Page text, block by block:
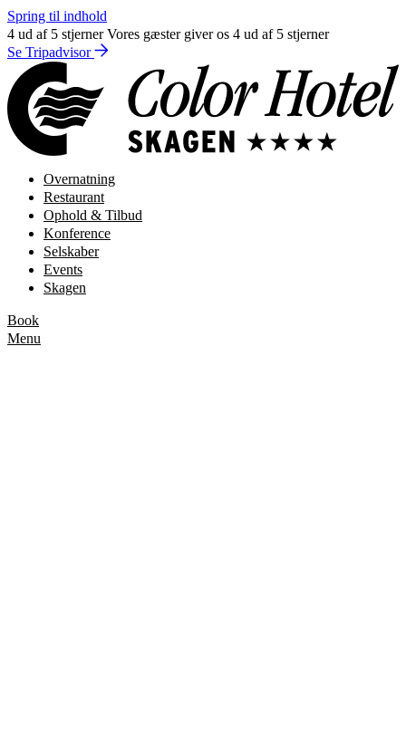
Spring til indhold
4 ud af 5 stjerner Vores gæster giver os 4 ud af 5 stjerner
Se Tripadvisor
Overnatning
Restaurant
Ophold & Tilbud
Konference
Selskaber
Events
Skagen
Book
Menu